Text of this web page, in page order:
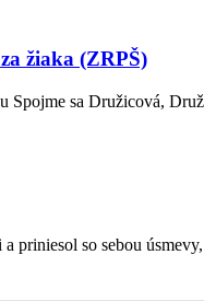
žiaka (ZRPŠ)
Spojme sa Družicová,
priniesol so sebou